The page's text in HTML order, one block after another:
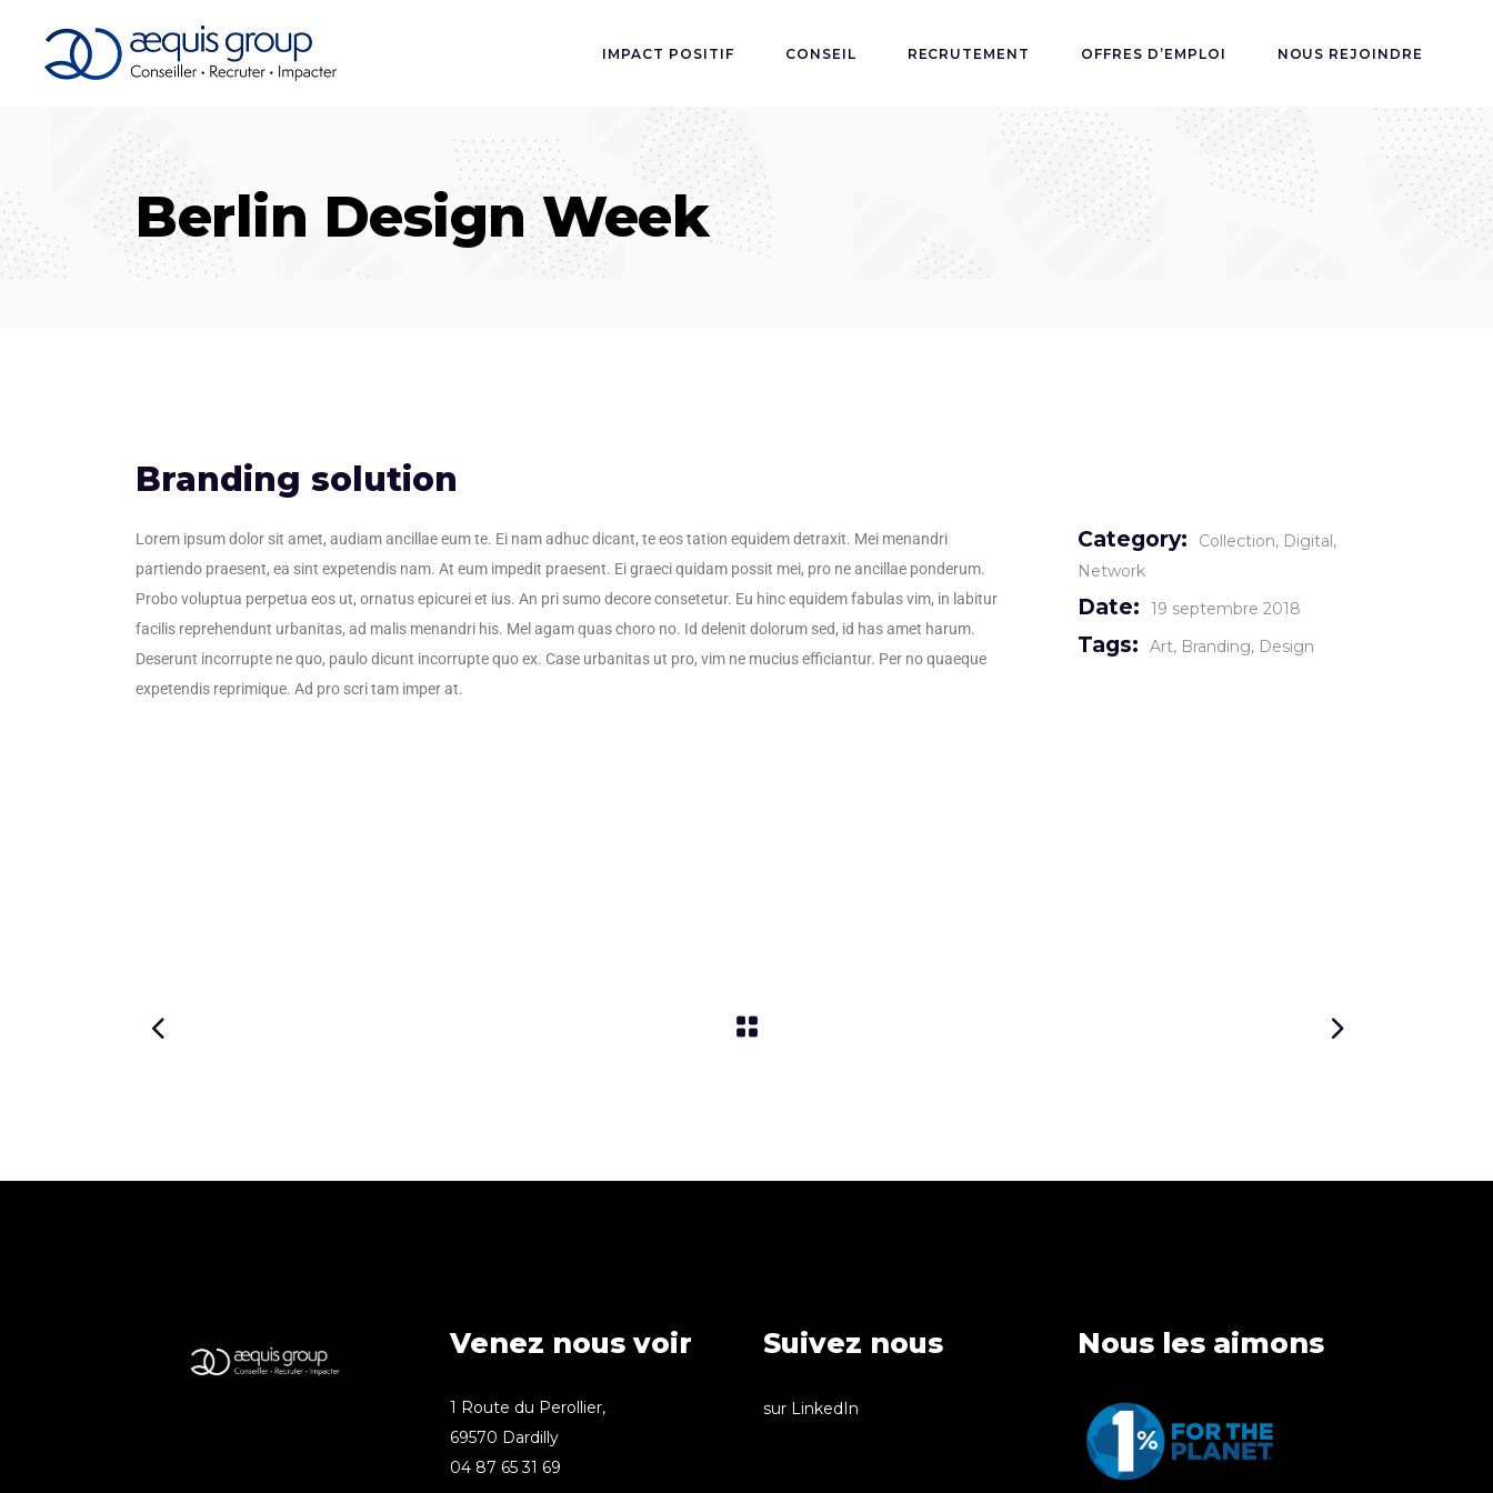
IMPACT POSITIF CONSEIL RECRUTEMENT OFFRES D’EMPLOI NOUS REJOINDRE
Berlin Design Week
Branding solution
Lorem ipsum dolor sit amet, audiam ancillae eum te. Ei nam adhuc dicant, te eos tation equidem detraxit. Mei menandri
partiendo praesent, ea sint expetendis nam. At eum impedit praesent. Ei graeci quidam possit mei, pro ne ancillae ponderum.
Probo voluptua perpetua eos ut, ornatus epicurei et ius. An pri sumo decore consetetur. Eu hinc equidem fabulas vim, in labitur
facilis reprehendunt urbanitas, ad malis menandri his. Mel agam quas choro no. Id delenit dolorum sed, id has amet harum.
Deserunt incorrupte ne quo, paulo dicunt incorrupte quo ex. Case urbanitas ut pro, vim ne mucius efficiantur. Per no quaeque
expetendis reprimique. Ad pro scri tam imper at.
Category: Collection Digital
Network
Date: 19 septembre 2018
Tags: Art Branding Design
Venez nous voir
1 Route du Perollier,
69570 Dardilly
04 87 65 31 69
Suivez nous
sur LinkedIn
Nous les aimons